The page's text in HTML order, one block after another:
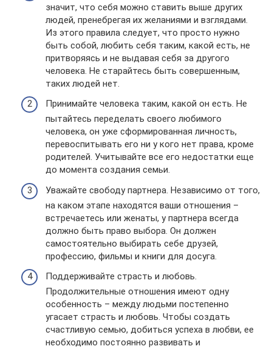
значит, что себя можно ставить выше других
людей, пренебрегая их желаниями и взглядами.
Из этого правила следует, что просто нужно
быть собой, любить себя таким, какой есть, не
притворяясь и не выдавая себя за другого
человека. Не старайтесь быть совершенным,
таких людей нет.
Принимайте человека таким, какой он есть. Не
пытайтесь переделать своего любимого
человека, он уже сформированная личность,
перевоспитывать его ни у кого нет права, кроме
родителей. Учитывайте все его недостатки еще
до момента создания семьи.
Уважайте свободу партнера. Независимо от того,
на каком этапе находятся ваши отношения –
встречаетесь или женаты, у партнера всегда
должно быть право выбора. Он должен
самостоятельно выбирать себе друзей,
профессию, фильмы и книги для досуга.
Поддерживайте страсть и любовь.
Продолжительные отношения имеют одну
особенность – между людьми постепенно
угасает страсть и любовь. Чтобы создать
счастливую семью, добиться успеха в любви, ее
необходимо постоянно развивать и